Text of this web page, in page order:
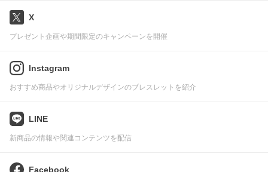
X
プレゼント企画や期間限定のキャンペーンを開催
Instagram
おすすめ商品やオリジナルデザインのブレスレットを紹介
LINE
新商品の情報や関連コンテンツを配信
Facebook